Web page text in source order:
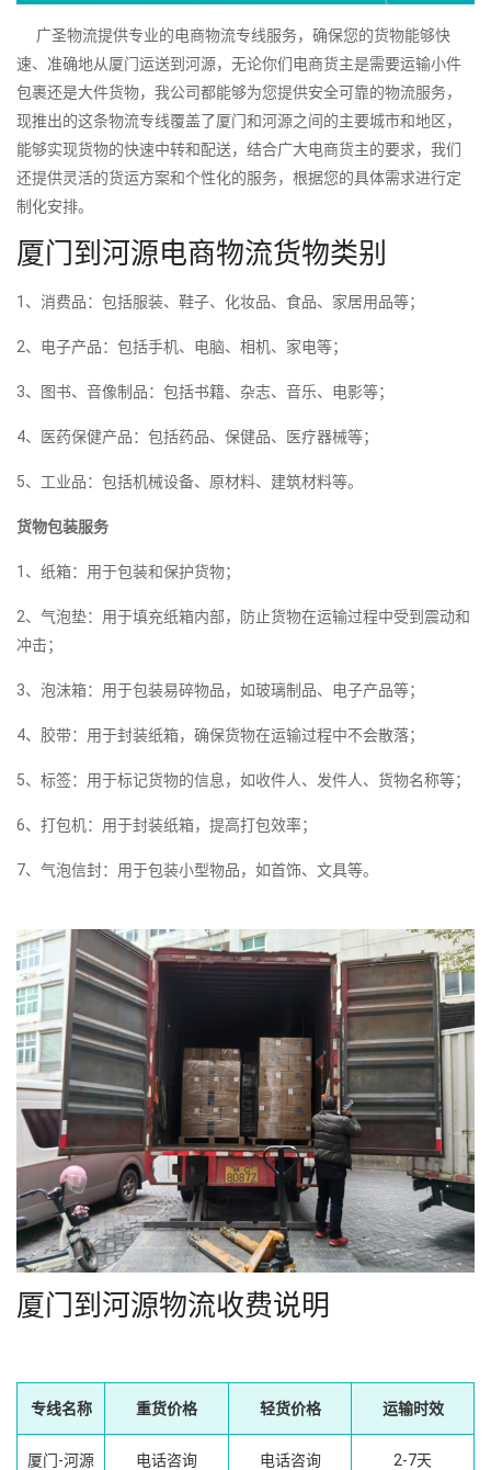
广圣物流提供专业的电商物流专线服务，确保您的货物能够快
速、准确地从厦门运送到河源，无论你们电商货主是需要运输小件
包裹还是大件货物，我公司都能够为您提供安全可靠的物流服务，
现推出的这条物流专线覆盖了厦门和河源之间的主要城市和地区，
能够实现货物的快速中转和配送，结合广大电商货主的要求，我们
还提供灵活的货运方案和个性化的服务，根据您的具体需求进行定
制化安排。
厦门到河源电商物流货物类别
1、消费品：包括服装、鞋子、化妆品、食品、家居用品等；
2、电子产品：包括手机、电脑、相机、家电等；
3、图书、音像制品：包括书籍、杂志、音乐、电影等；
4、医药保健产品：包括药品、保健品、医疗器械等；
5、工业品：包括机械设备、原材料、建筑材料等。
货物包装服务
1、纸箱：用于包装和保护货物；
2、气泡垫：用于填充纸箱内部，防止货物在运输过程中受到震动和
冲击；
3、泡沫箱：用于包装易碎物品，如玻璃制品、电子产品等；
4、胶带：用于封装纸箱，确保货物在运输过程中不会散落；
5、标签：用于标记货物的信息，如收件人、发件人、货物名称等；
6、打包机：用于封装纸箱，提高打包效率；
7、气泡信封：用于包装小型物品，如首饰、文具等。
厦门到河源物流收费说明
专线名称 重货价格 轻货价格 运输时效
厦门-河源 电话咨询 电话咨询 2-7天